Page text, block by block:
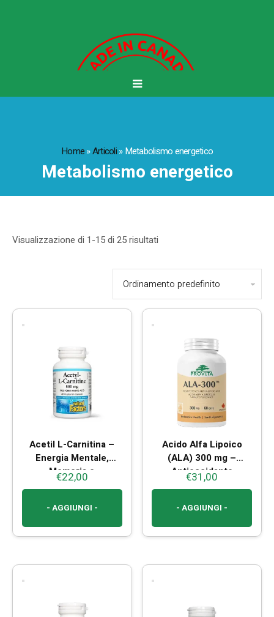
Home»Articoli»Metabolismo energetico
Metabolismo energetico
Visualizzazione di 1-15 di 25 risultati
Acetil L-Carnitina –
Energia Mentale,
Memoria e
Concentrazione
€22,00
- AGGIUNGI -
Acido Alfa Lipoico
(ALA) 300 mg –
Antiossidante
Naturale
€31,00
- AGGIUNGI -